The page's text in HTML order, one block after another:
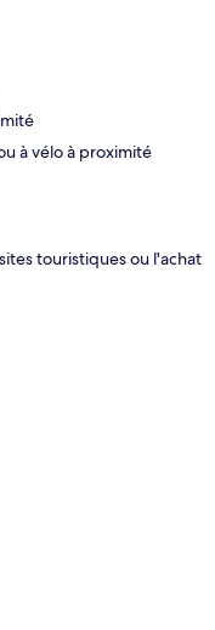
à vélo à proximité
touristiques ou l'achat